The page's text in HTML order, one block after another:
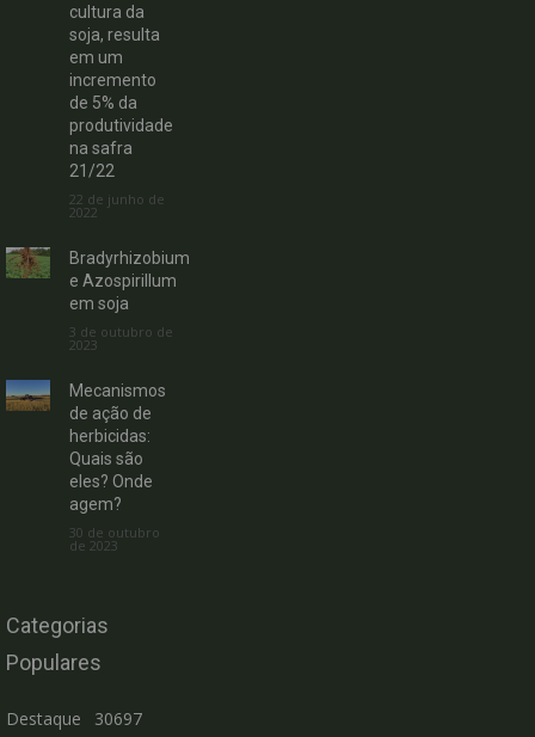
cultura da
soja, resulta
em um
incremento
de 5% da
produtividade
na safra
21/22
22 de junho de
2022
Bradyrhizobium
e Azospirillum
em soja
3 de outubro de
2023
Mecanismos
de ação de
herbicidas:
Quais são
eles? Onde
agem?
30 de outubro
de 2023
Categorias
Populares
Destaque
30697